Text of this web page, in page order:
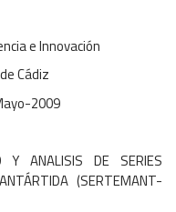
e Innovación
Cádiz
2009
ANALISIS DE SERIES
(SERTEMANT-